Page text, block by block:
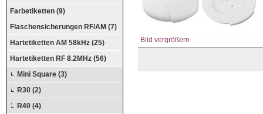
Farbetiketten (9)
Flaschensicherungen RF/AM (7)
Hartetiketten AM 58kHz (25)
Hartetiketten RF 8.2MHz (56)
Mini Square (3)
R30 (2)
R40 (4)
Bild vergrößern